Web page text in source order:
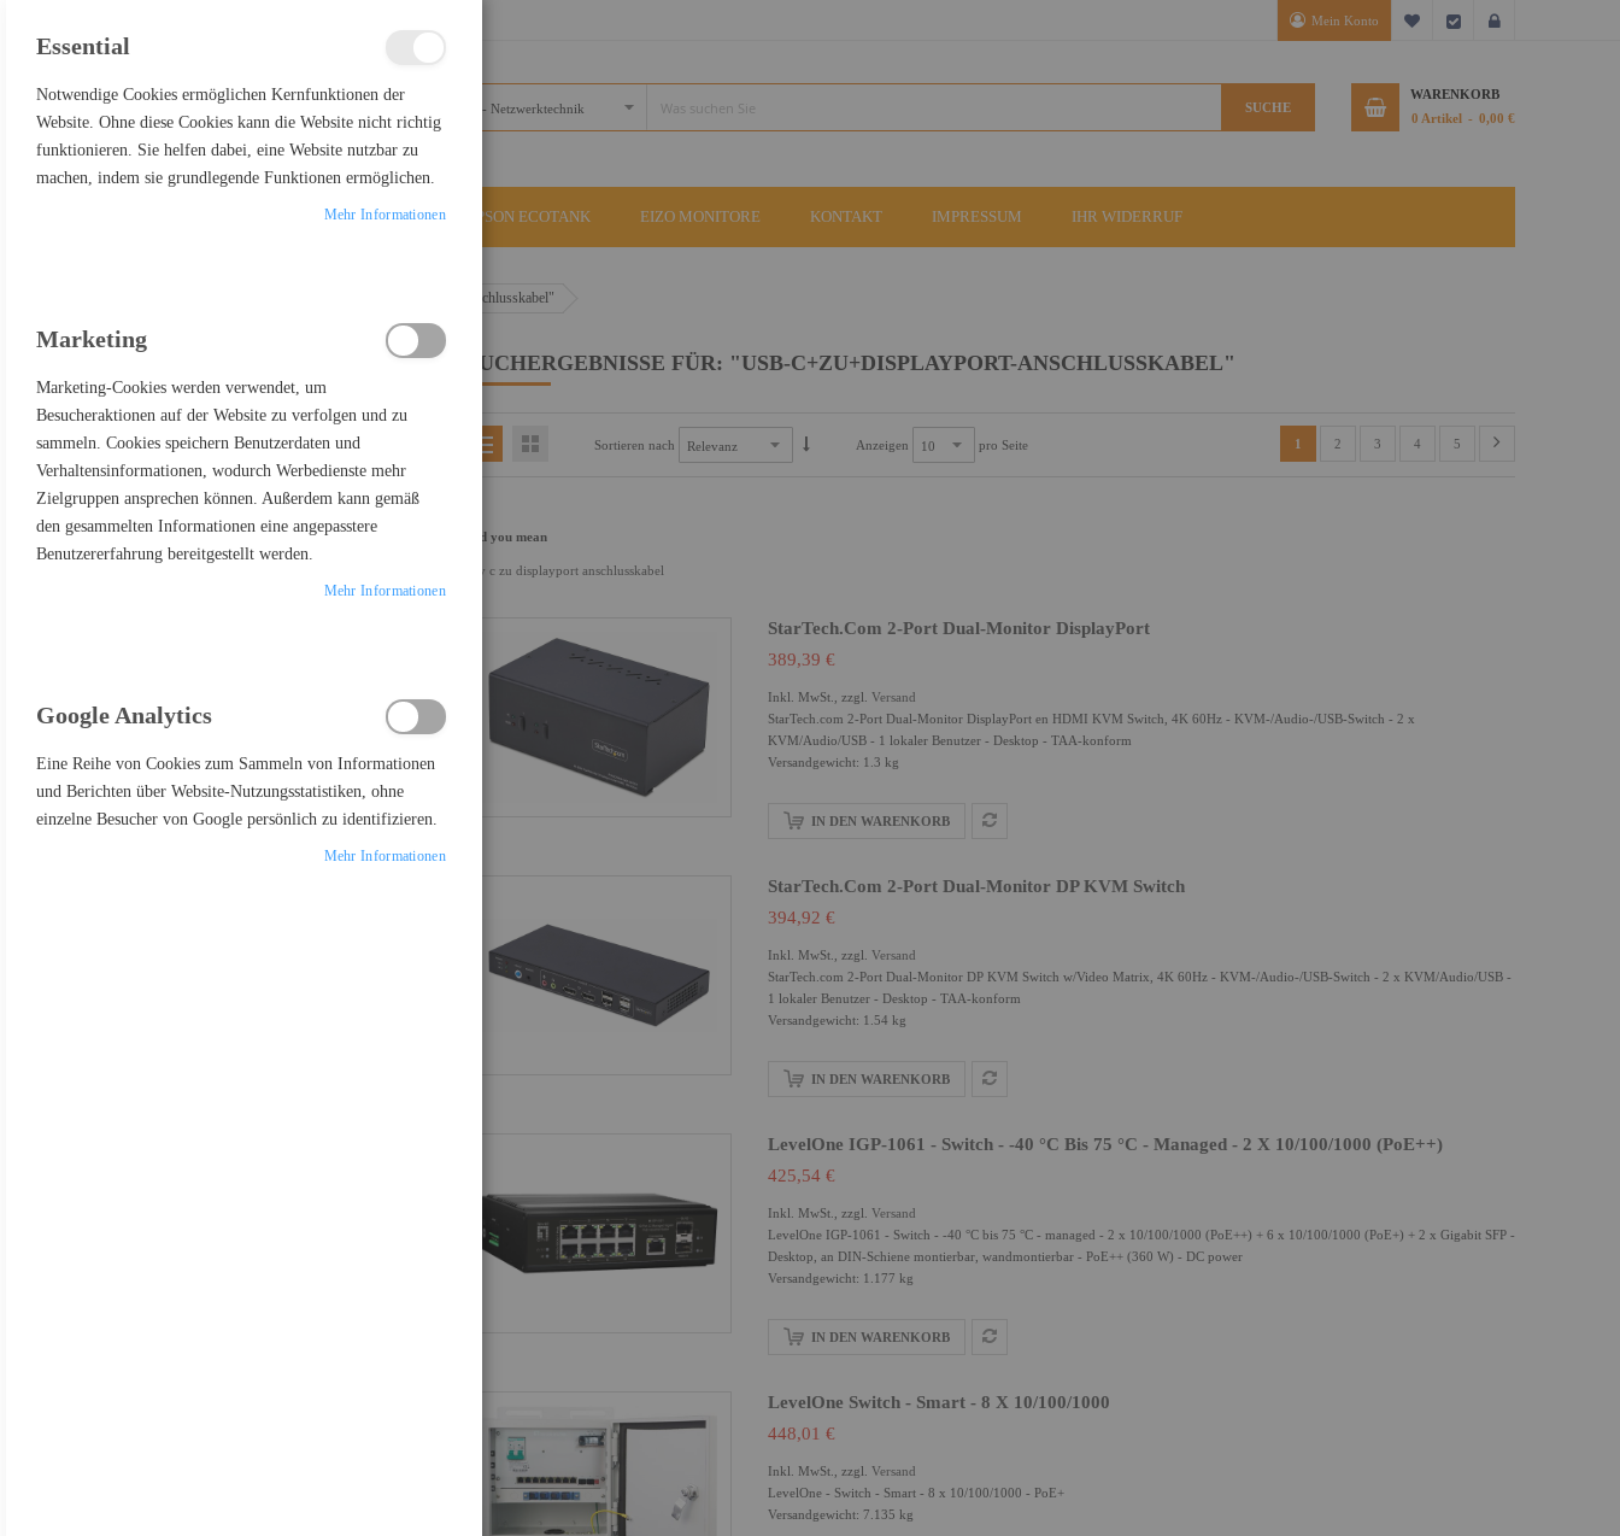
Mein Konto Mein Wunschzettel
Kasse
SUCHE
WARENKORB
0 Artikel 0,00 €
EPSON ECOTANK EIZO MONITORE KONTAKT IMPRESSUM IHR WIDERRUF
Suchergebnisse für: "USB-C+zu+DisplayPort-Anschlusskabel"
SUCHERGEBNISSE FÜR: "USB-C+ZU+DISPLAYPORT-ANSCHLUSSKABEL"
Sortieren nach Anzeigen pro Seite 1 2 3 4 5
Did you mean
usv c zu displayport anschlusskabel
StarTech.com 2-Port Dual-Monitor DisplayPort
389,39 €
Inkl. MwSt., zzgl. Versand
StarTech.com 2-Port Dual-Monitor DisplayPort en HDMI KVM Switch, 4K 60Hz - KVM-/Audio-/USB-Switch - 2 x
KVM/Audio/USB - 1 lokaler Benutzer - Desktop - TAA-konform
Versandgewicht: 1.3 kg
IN DEN WARENKORB
StarTech.com 2-Port Dual-Monitor DP KVM Switch
394,92 €
Inkl. MwSt., zzgl. Versand
StarTech.com 2-Port Dual-Monitor DP KVM Switch w/Video Matrix, 4K 60Hz - KVM-/Audio-/USB-Switch - 2 x KVM/Audio/USB -
1 lokaler Benutzer - Desktop - TAA-konform
Versandgewicht: 1.54 kg
IN DEN WARENKORB
LevelOne IGP-1061 - Switch - -40 °C Bis 75 °C - Managed - 2 X 10/100/1000 (PoE++)
425,54 €
Inkl. MwSt., zzgl. Versand
LevelOne IGP-1061 - Switch - -40 °C bis 75 °C - managed - 2 x 10/100/1000 (PoE++) + 6 x 10/100/1000 (PoE+) + 2 x Gigabit SFP -
Desktop, an DIN-Schiene montierbar, wandmontierbar - PoE++ (360 W) - DC power
Versandgewicht: 1.177 kg
IN DEN WARENKORB
LevelOne Switch - Smart - 8 X 10/100/1000
448,01 €
Inkl. MwSt., zzgl. Versand
LevelOne - Switch - Smart - 8 x 10/100/1000 - PoE+
Versandgewicht: 7.135 kg
EINKAUFEN NACH
Kategorie Netzwerktechnik
Netzwerkgeräte 89 Artikel
Netzwerksicherheit & Firewalls 3
EINKAUFSPREIS NETTO
102Artikel
Essential
Notwendige Cookies ermöglichen Kernfunktionen der
Website. Ohne diese Cookies kann die Website nicht richtig
funktionieren. Sie helfen dabei, eine Website nutzbar zu
machen, indem sie grundlegende Funktionen ermöglichen.
Mehr Informationen
Marketing
Marketing-Cookies werden verwendet, um
Besucheraktionen auf der Website zu verfolgen und zu
sammeln. Cookies speichern Benutzerdaten und
Verhaltensinformationen, wodurch Werbedienste mehr
Zielgruppen ansprechen können. Außerdem kann gemäß
den gesammelten Informationen eine angepasstere
Benutzererfahrung bereitgestellt werden.
Mehr Informationen
Google Analytics
Eine Reihe von Cookies zum Sammeln von Informationen
und Berichten über Website-Nutzungsstatistiken, ohne
einzelne Besucher von Google persönlich zu identifizieren.
Mehr Informationen